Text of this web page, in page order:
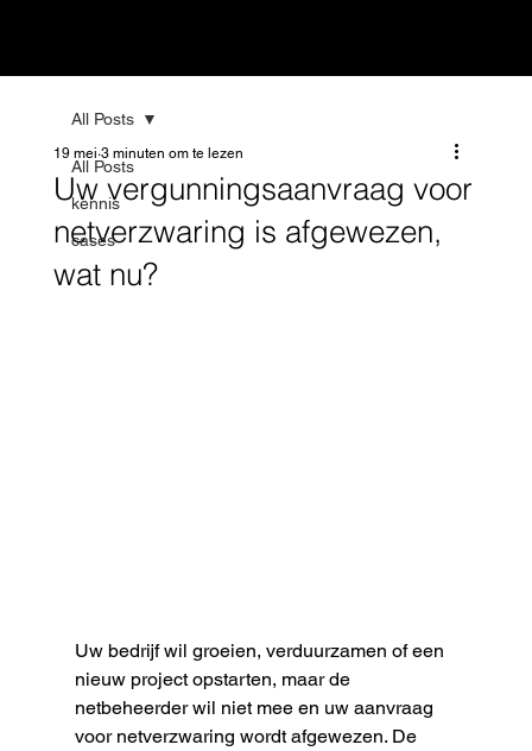
All Posts
kennis
cases
All Posts
Uw vergunningsaanvraag voor
netverzwaring is afgewezen,
wat nu?
19 mei 3 minuten om te lezen
Uw bedrijf wil groeien, verduurzamen of een
nieuw project opstarten, maar de
netbeheerder wil niet mee en uw aanvraag
voor netverzwaring wordt afgewezen. De